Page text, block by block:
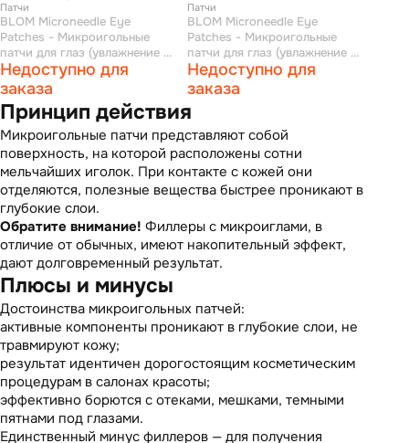
Патчи
BLOM Microneedle Eye
Patches - Микроигольные
патчи для глаз (увлажнение и
разглаживание) 4 пары
Недоступно для
заказа
Патчи
BLOM Microneedle Eye
Patches - Микроигольные
патчи для глаз (увлажнение и
разглаживание) 1 пара
Недоступно для
заказа
Принцип действия
Микроигольные патчи представляют собой
поверхность, на которой расположены сотни
мельчайших иголок. При контакте с кожей они
отделяются, полезные вещества быстрее проникают в
глубокие слои.
Обратите внимание! Филлеры с микроиглами, в
отличие от обычных, имеют накопительный эффект,
дают долговременный результат.
Плюсы и минусы
Достоинства микроигольных патчей:
активные компоненты проникают в глубокие слои, не
травмируют кожу;
результат идентичен дорогостоящим косметическим
процедурам в салонах красоты;
эффективно борются с отеками, мешками, темными
пятнами под глазами.
Единственный минус филлеров — для получения